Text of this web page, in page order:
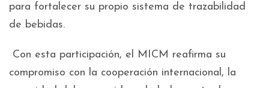
para fortalecer su propio sistema de trazabilidad
de bebidas.
Con esta participación, el MICM reafirma su
compromiso con la cooperación internacional, la